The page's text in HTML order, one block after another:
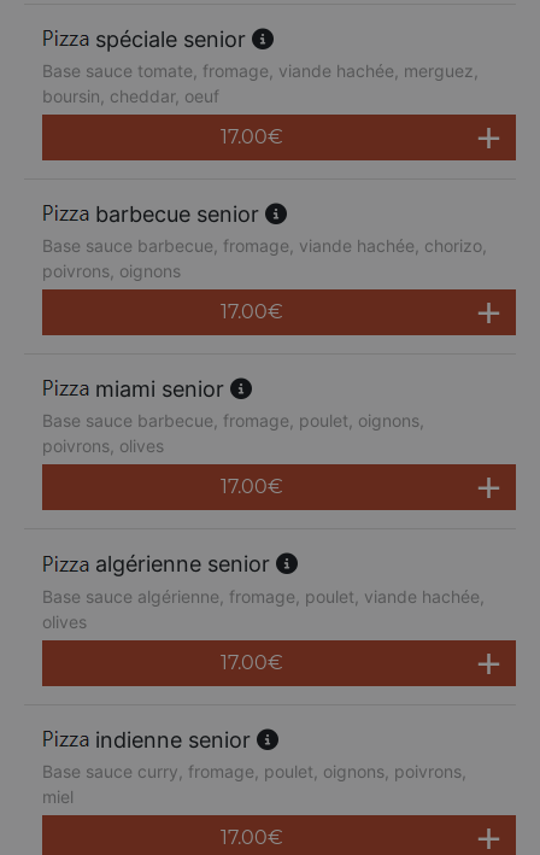
spéciale senior
Base sauce tomate, fromage, viande hachée, merguez,
boursin, cheddar, oeuf
17.00€
barbecue senior
Base sauce barbecue, fromage, viande hachée, chorizo,
poivrons, oignons
17.00€
miami senior
Base sauce barbecue, fromage, poulet, oignons,
poivrons, olives
17.00€
algérienne senior
Base sauce algérienne, fromage, poulet, viande hachée,
olives
17.00€
indienne senior
Base sauce curry, fromage, poulet, oignons, poivrons,
miel
17.00€